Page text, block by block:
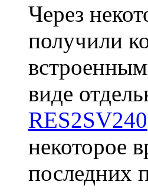
Через
получили
виде
RES2SV240
некоторое
последних